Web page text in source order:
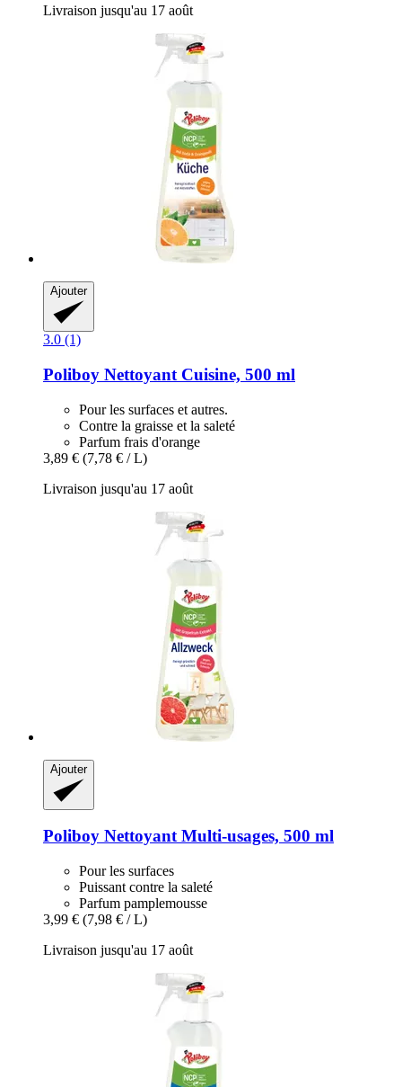
Livraison jusqu'au 17 août
Ajouter
3.0 (1)
Poliboy Nettoyant Cuisine, 500 ml
Pour les surfaces et autres.
Contre la graisse et la saleté
Parfum frais d'orange
3,89 € (7,78 € / L)
Livraison jusqu'au 17 août
Ajouter
Poliboy Nettoyant Multi-​usages, 500 ml
Pour les surfaces
Puissant contre la saleté
Parfum pamplemousse
3,99 € (7,98 € / L)
Livraison jusqu'au 17 août